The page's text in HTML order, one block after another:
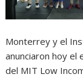
Monterrey y el
anunciaron hoy el
del MIT Low